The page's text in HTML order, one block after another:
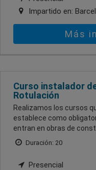
Impartido en:
Más
Curso instalador
Rotulación
Realizamos los cursos
establece como
entran en obras de
Duración: 20
Presencial